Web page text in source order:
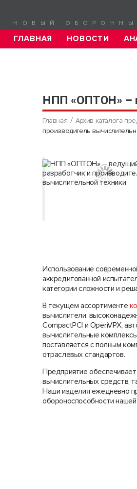
НОВЫЙ
ГЛАВНАЯ НОВОСТИ
НПП «ОПТОН» –
Главная Архив каталога
производитель
Использование
аккредитованной
категории сложности и
В текущем ассортименте
вычислители,
CompactPCI и OpenVPX,
вычислительные
поставляется с полным
отраслевых стандартов.
Предприятие
вычислительных средств,
Наши изделия ежедневно
обороноспособности